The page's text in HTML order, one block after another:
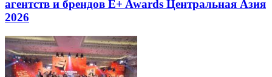
агентств и брендов E+ Awards Центральная Азия
2026